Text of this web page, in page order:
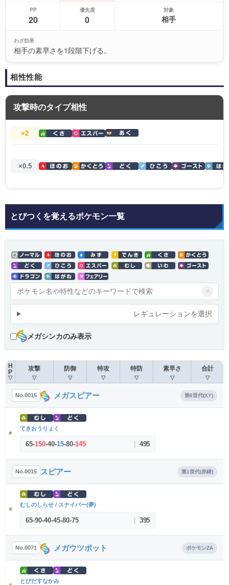
PP
20
優先度
0
対象
相手
わざ効果
相手の素早さを1段階下げる。
相性性能
攻撃時のタイプ相性
×2
×0.5
とびつくを覚えるポケモン一覧
×
レギュレーションを選択
メガシンカのみ表示
H
P
▽
攻撃
▽
防御
▽
特攻
▽
特防
▽
素早さ
▽
合計
▽
No.0015 メガスピアー 第6世代(XY)
てきおうりょく
65-150-40-15-80-145 495
No.0015 スピアー 第1世代(赤緑)
むしのしらせ / スナイパー(夢)
65-90-40-45-80-75 395
No.0071 メガウツボット ポケモンZA
とびだすなかみ